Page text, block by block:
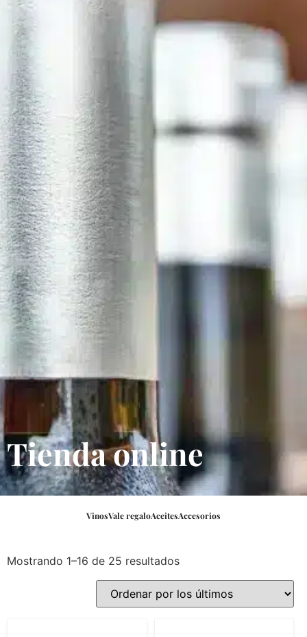
Tienda online
VinosVale regaloAceitesAccesorios
Mostrando 1–16 de 25 resultados